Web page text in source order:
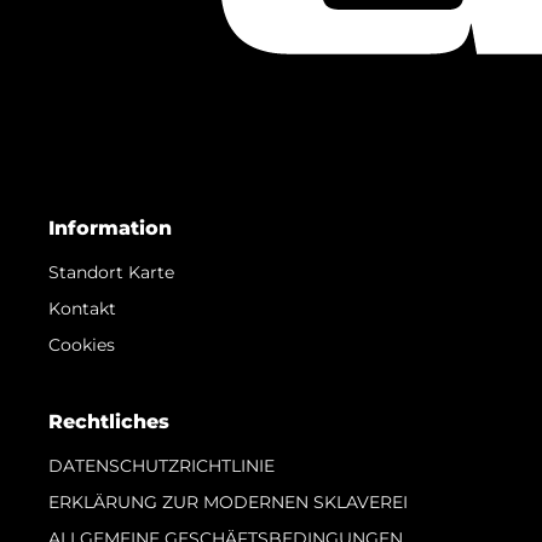
Information
Standort Karte
Kontakt
Cookies
Rechtliches
DATENSCHUTZRICHTLINIE
ERKLÄRUNG ZUR MODERNEN SKLAVEREI